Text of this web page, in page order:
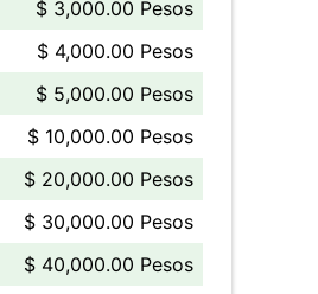
$ 3,000.00 Pesos
$ 4,000.00 Pesos
$ 5,000.00 Pesos
$ 10,000.00 Pesos
$ 20,000.00 Pesos
$ 30,000.00 Pesos
$ 40,000.00 Pesos